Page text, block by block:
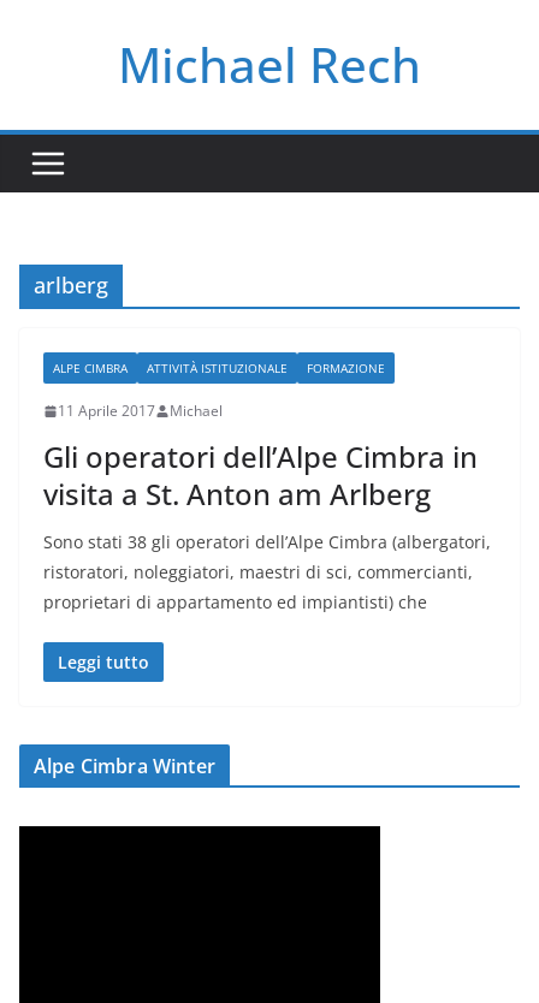
Michael Rech
arlberg
ALPE CIMBRA ATTIVITÀ ISTITUZIONALE FORMAZIONE
11 Aprile 2017 Michael
Gli operatori dell’Alpe Cimbra in
visita a St. Anton am Arlberg
Sono stati 38 gli operatori dell’Alpe Cimbra (albergatori,
ristoratori, noleggiatori, maestri di sci, commercianti,
proprietari di appartamento ed impiantisti) che
Leggi tutto
Alpe Cimbra Winter